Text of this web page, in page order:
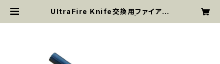
UltraFire Knife交換用ファイアー